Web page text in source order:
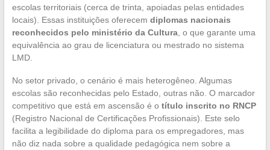
escolas territoriais (cerca de trinta, apoiadas pelas entidades
locais). Essas instituições oferecem diplomas nacionais
reconhecidos pelo ministério da Cultura, o que garante uma
equivalência ao grau de licenciatura ou mestrado no sistema
LMD.
No setor privado, o cenário é mais heterogêneo. Algumas
escolas são reconhecidas pelo Estado, outras não. O marcador
competitivo que está em ascensão é o título inscrito no RNCP
(Registro Nacional de Certificações Profissionais). Este selo
facilita a legibilidade do diploma para os empregadores, mas
não diz nada sobre a qualidade pedagógica nem sobre a